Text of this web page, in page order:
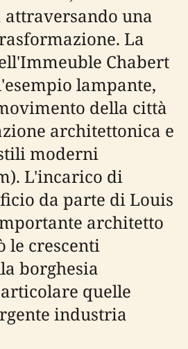
attraversando una
La
Chabert
lampante,
della città
architettonica e
moderni
L'incarico di
da parte di Louis
architetto
le crescenti
borghesia
quelle
industria